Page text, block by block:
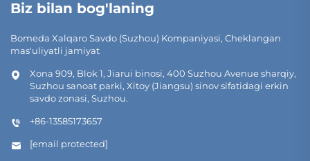
Biz bilan bog'laning
Bomeda Xalqaro Savdo (Suzhou) Kompaniyasi, Cheklangan
mas'uliyatli jamiyat
Xona 909, Blok 1, Jiarui binosi, 400 Suzhou Avenue sharqiy,
Suzhou sanoat parki, Xitoy (Jiangsu) sinov sifatidagi erkin
savdo zonasi, Suzhou.
+86-13585173657
[email protected]